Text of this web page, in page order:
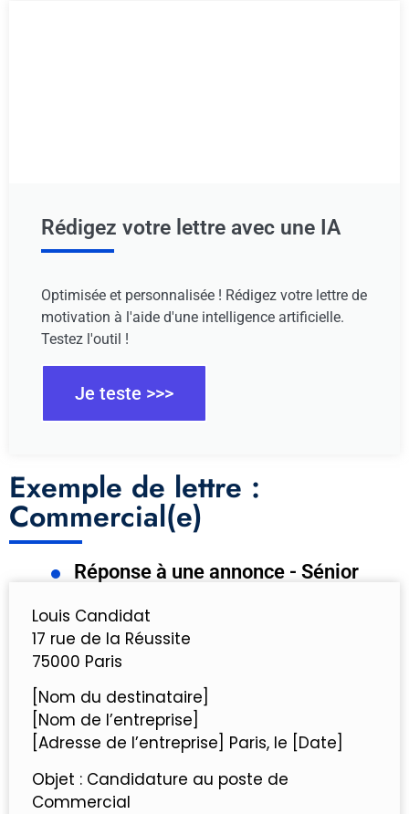
Rédigez votre lettre avec une IA
Optimisée et personnalisée ! Rédigez votre lettre de
motivation à l'aide d'une intelligence artificielle.
Testez l'outil !
Je teste >>>
Exemple de lettre :
Commercial(e)
Réponse à une annonce - Sénior
Louis Candidat
17 rue de la Réussite
75000 Paris
[Nom du destinataire]
[Nom de l’entreprise]
[Adresse de l’entreprise] Paris, le [Date]
Objet : Candidature au poste de
Commercial